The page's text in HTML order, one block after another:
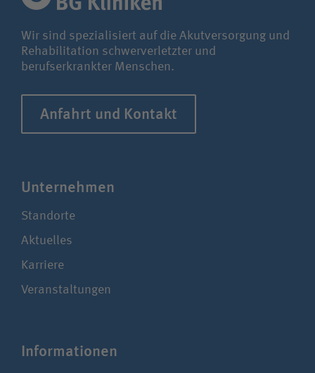
Wir sind spezialisiert auf die Akutversorgung und
Rehabilitation schwerverletzter und
berufserkrankter Menschen.
Anfahrt und Kontakt
Unter­nehmen
Standorte
Aktuelles
Karriere
Veranstaltungen
Infor­ma­tionen